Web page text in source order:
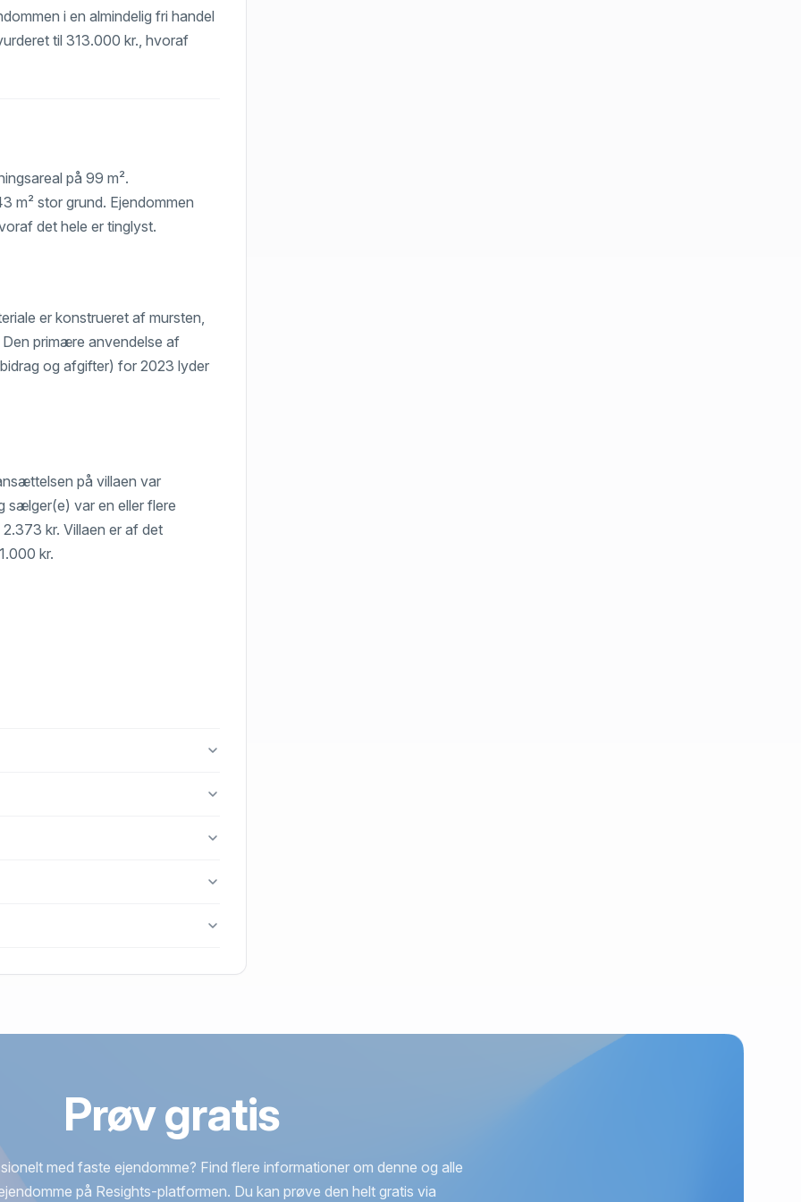
i en almindelig fri handel
til 313.000 kr., hvoraf
på 99 m².
m² stor grund. Ejendommen
det hele er tinglyst.
er konstrueret af mursten,
primære anvendelse af
og afgifter) for 2023 lyder
på villaen var
sælger(e) var en eller flere
kr. Villaen er af det
kr.
Prøv gratis
med faste ejendomme? Find flere informationer om denne og alle
på Resights-platformen. Du kan prøve den helt gratis via